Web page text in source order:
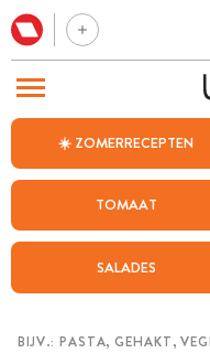
☀️ ZOMERRECEPTEN
TOMAAT
SALADES
BEZOEK ONZE ANDERE WEBSITES
WEEKMENU
CHAT MET MAIA